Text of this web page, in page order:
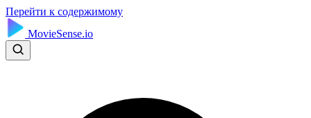
Перейти к содержимому
MovieSense.io